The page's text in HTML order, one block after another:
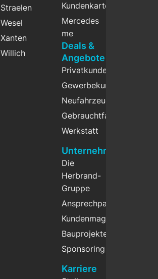
Straelen
Wesel
Xanten
Willich
Kundenkarte
Mercedes
me
Deals &
Angebote
Privatkunden
Gewerbekunden
Neufahrzeuge
Gebrauchtfahrzeuge
Werkstatt
Unternehmen
Die
Herbrand-
Gruppe
Ansprechpartner
Kundenmagazin
Bauprojekte
Sponsoring
Karriere